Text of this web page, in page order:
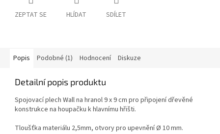
ZEPTAT SE HLÍDAT SDÍLET
Popis Podobné (1) Hodnocení Diskuze
Detailní popis produktu
Spojovací plech Wall na hranol 9 x 9 cm pro připojení dřevěné
konstrukce na houpačku k hlavnímu hřišti.
Tloušťka materiálu 2,5mm, otvory pro upevnění Ø 10 mm.